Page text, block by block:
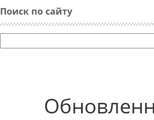
Поиск по сайту